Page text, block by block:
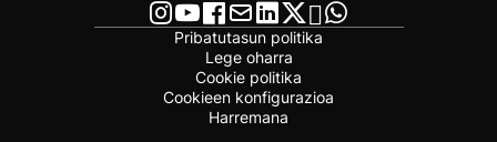
Pribatutasun politika
Lege oharra
Cookie politika
Cookieen konfigurazioa
Harremana